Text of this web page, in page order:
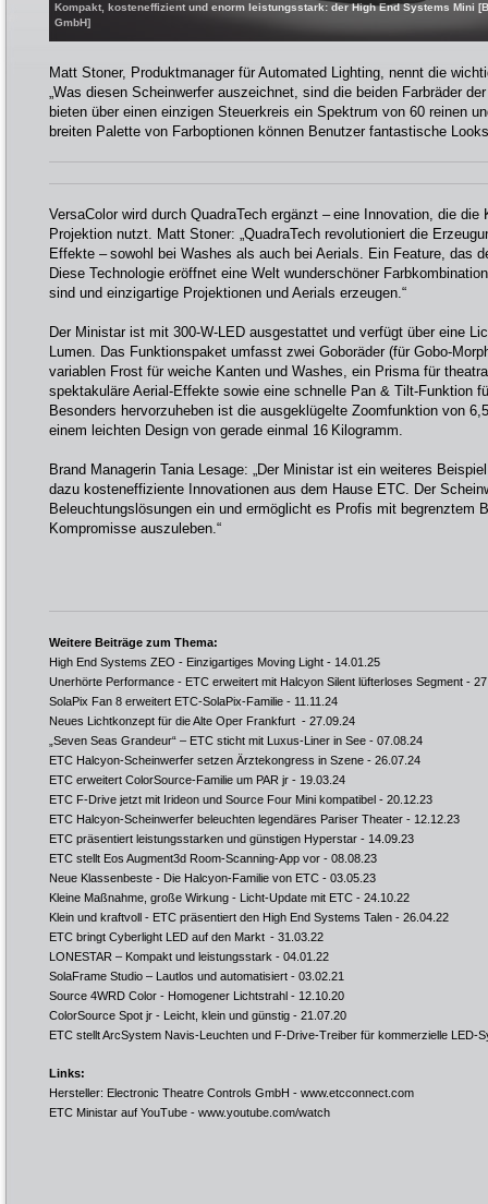
Kompakt, kosteneffizient und enorm leistungsstark: der High End Systems Mini
GmbH]
Matt Stoner, Produktmanager für Automated Lighting, nennt die
„Was diesen Scheinwerfer auszeichnet, sind die beiden Farbräder
bieten über einen einzigen Steuerkreis ein Spektrum von 60 reinen
breiten Palette von Farboptionen können Benutzer fantastische
VersaColor wird durch QuadraTech ergänzt – eine Innovation, die die
Projektion nutzt. Matt Stoner: „QuadraTech revolutioniert die
Effekte – sowohl bei Washes als auch bei Aerials. Ein Feature, das
Diese Technologie eröffnet eine Welt wunderschöner
sind und einzigartige Projektionen und Aerials erzeugen.“
Der Ministar ist mit 300-W-LED ausgestattet und verfügt über eine
Lumen. Das Funktionspaket umfasst zwei Goboräder (für Gobo-
variablen Frost für weiche Kanten und Washes, ein Prisma für
spektakuläre Aerial-Effekte sowie eine schnelle Pan & Tilt-Funktion
Besonders hervorzuheben ist die ausgeklügelte Zoomfunktion von
einem leichten Design von gerade einmal 16 Kilogramm.
Brand Managerin Tania Lesage: „Der Ministar ist ein weiteres
dazu kosteneffiziente Innovationen aus dem Hause ETC. Der
Beleuchtungslösungen ein und ermöglicht es Profis mit begrenztem
Kompromisse auszuleben.“
Weitere Beiträge zum Thema:
High End Systems ZEO - Einzigartiges Moving Light - 14.01.25
Unerhörte Performance - ETC erweitert mit Halcyon Silent lüfterloses Segment -
SolaPix Fan 8 erweitert ETC-SolaPix-Familie - 11.11.24
Neues Lichtkonzept für die Alte Oper Frankfurt - 27.09.24
„Seven Seas Grandeur“ – ETC sticht mit Luxus-Liner in See - 07.08.24
ETC Halcyon-Scheinwerfer setzen Ärztekongress in Szene - 26.07.24
ETC erweitert ColorSource-Familie um PAR jr - 19.03.24
ETC F-Drive jetzt mit Irideon und Source Four Mini kompatibel - 20.12.23
ETC Halcyon-Scheinwerfer beleuchten legendäres Pariser Theater - 12.12.23
ETC präsentiert leistungsstarken und günstigen Hyperstar - 14.09.23
ETC stellt Eos Augment3d Room-Scanning-App vor - 08.08.23
Neue Klassenbeste - Die Halcyon-Familie von ETC - 03.05.23
Kleine Maßnahme, große Wirkung - Licht-Update mit ETC - 24.10.22
Klein und kraftvoll - ETC präsentiert den High End Systems Talen - 26.04.22
ETC bringt Cyberlight LED auf den Markt - 31.03.22
LONESTAR – Kompakt und leistungsstark - 04.01.22
SolaFrame Studio – Lautlos und automatisiert - 03.02.21
Source 4WRD Color - Homogener Lichtstrahl - 12.10.20
ColorSource Spot jr - Leicht, klein und günstig - 21.07.20
ETC stellt ArcSystem Navis-Leuchten und F-Drive-Treiber für kommerzielle LED-
Links:
Hersteller: Electronic Theatre Controls GmbH - www.etcconnect.com
ETC Ministar auf YouTube - www.youtube.com/watch